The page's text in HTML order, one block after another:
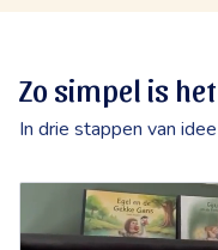
Zo simpel is het
In drie stappen van